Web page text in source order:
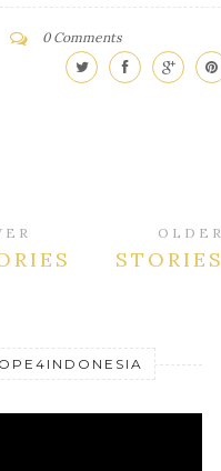
0 Comments
OLDER
STORIES